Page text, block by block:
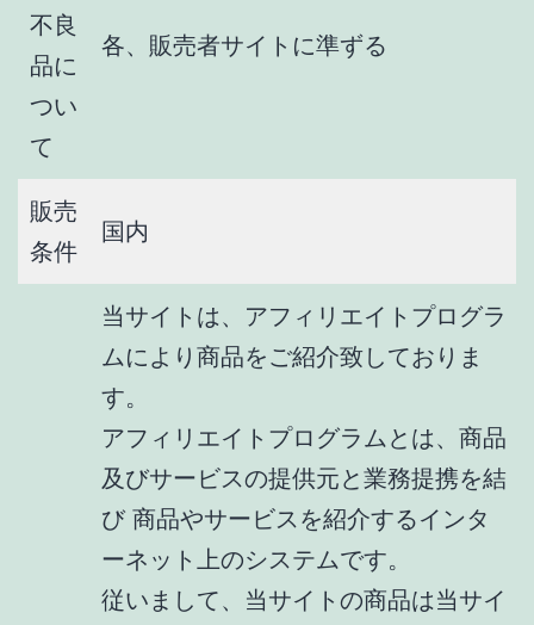
不良
品に
つい
て
各、販売者サイトに準ずる
販売
条件
国内
当サイトは、アフィリエイトプログラ
ムにより商品をご紹介致しておりま
す。
アフィリエイトプログラムとは、商品
及びサービスの提供元と業務提携を結
び 商品やサービスを紹介するインタ
ーネット上のシステムです。
従いまして、当サイトの商品は当サイ